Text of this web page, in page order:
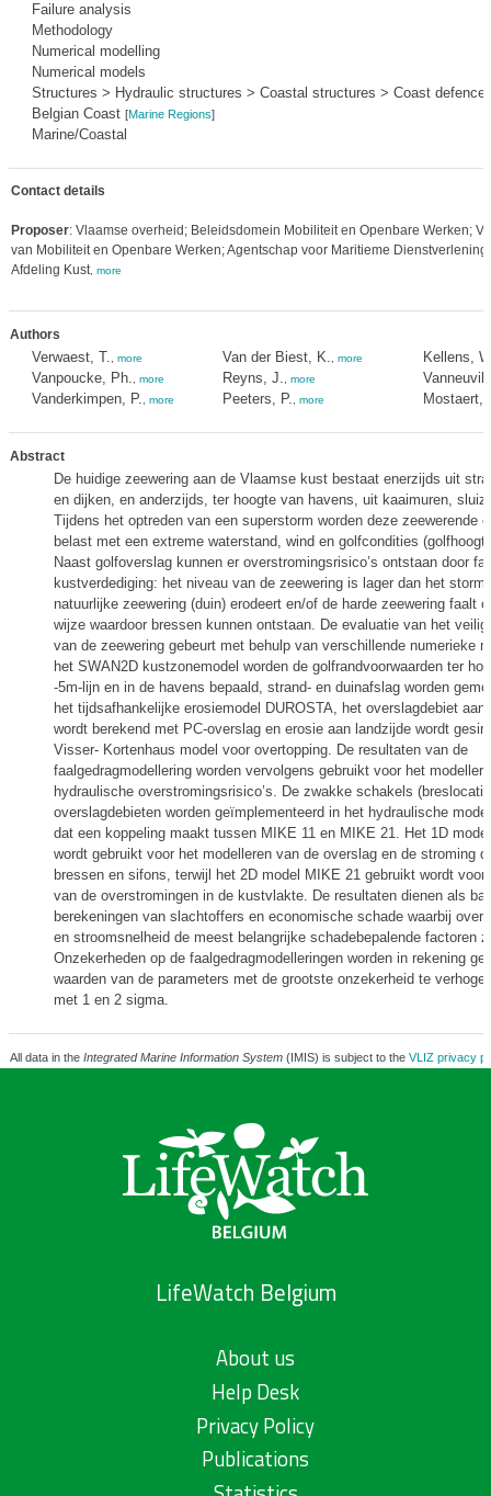
Failure analysis
Methodology
Numerical modelling
Numerical models
Structures > Hydraulic structures > Coastal structures > Coast
Belgian Coast [Marine Regions]
Marine/Coastal
Contact details
Proposer: Vlaamse overheid; Beleidsdomein Mobiliteit en Openbare Werken;
van Mobiliteit en Openbare Werken; Agentschap voor Maritieme Dienstverlening
Afdeling Kust, more
Authors
Verwaest, T. more
Vanpoucke, Ph. more
Vanderkimpen, P. more
Van der Biest, K. more
Reyns, J. more
Peeters, P. more
Kellens,
Mostaert,
Abstract
De huidige zeewering aan de Vlaamse kust bestaat enerzijds uit
en dijken, en anderzijds, ter hoogte van havens, uit kaaimuren,
Tijdens het optreden van een superstorm worden deze zeewerende
belast met een extreme waterstand, wind en golfcondities
Naast golfoverslag kunnen er overstromingsrisico’s ontstaan door
kustverdediging: het niveau van de zeewering is lager dan het
natuurlijke zeewering (duin) erodeert en/of de harde zeewering faalt
wijze waardoor bressen kunnen ontstaan. De evaluatie van het
van de zeewering gebeurt met behulp van verschillende numerieke
het SWAN2D kustzonemodel worden de golfrandvoorwaarden ter
-5m-lijn en in de havens bepaald, strand- en duinafslag worden
het tijdsafhankelijke erosiemodel DUROSTA, het overslagdebiet aan
wordt berekend met PC-overslag en erosie aan landzijde wordt
Visser- Kortenhaus model voor overtopping. De resultaten van de
faalgedragmodellering worden vervolgens gebruikt voor het
hydraulische overstromingsrisico’s. De zwakke schakels
overslagdebieten worden geïmplementeerd in het hydraulische
dat een koppeling maakt tussen MIKE 11 en MIKE 21. Het 1D
wordt gebruikt voor het modelleren van de overslag en de stroming
bressen en sifons, terwijl het 2D model MIKE 21 gebruikt wordt voor
van de overstromingen in de kustvlakte. De resultaten dienen als
berekeningen van slachtoffers en economische schade waarbij
en stroomsnelheid de meest belangrijke schadebepalende factoren
Onzekerheden op de faalgedragmodelleringen worden in rekening
waarden van de parameters met de grootste onzekerheid te
met 1 en 2 sigma.
All data in the Integrated Marine Information System(IMIS) is subject to the VLIZ privacy
LifeWatch Belgium
About us
Help Desk
Privacy Policy
Publications